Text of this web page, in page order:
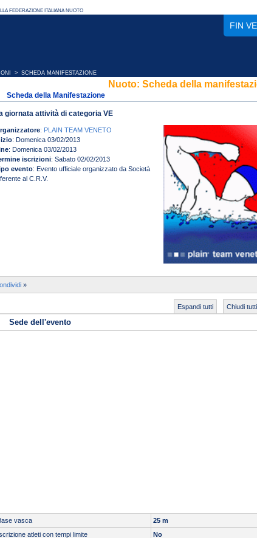
FIN
> SCHEDA MANIFESTAZIONE
Nuoto: Scheda della
Scheda della Manifestazione
giornata attività di categoria VE
: PLAIN TEAM VENETO
: Domenica 03/02/2013
: Domenica 03/02/2013
iscrizioni: Sabato 02/02/2013
evento: Evento ufficiale organizzato da Società
al C.R.V.
»
Chiudi tutti
Espandi tutti
Sede dell'evento
vasca
25 m
atleti con tempi limite
No